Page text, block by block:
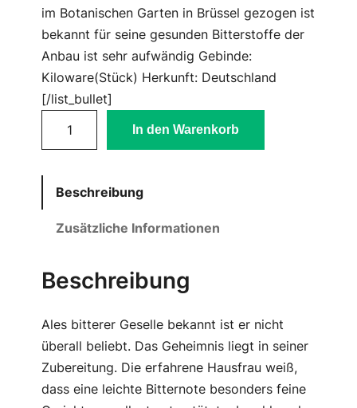
im Botanischen Garten in Brüssel gezogen ist
bekannt für seine gesunden Bitterstoffe der
Anbau ist sehr aufwändig Gebinde:
Kiloware(Stück) Herkunft: Deutschland
[/list_bullet]
e
M
n
g
e
In den Warenkorb
Beschreibung
Zusätzliche Informationen
Beschreibung
Ales bitterer Geselle bekannt ist er nicht
überall beliebt. Das Geheimnis liegt in seiner
Zubereitung. Die erfahrene Hausfrau weiß,
dass eine leichte Bitternote besonders feine